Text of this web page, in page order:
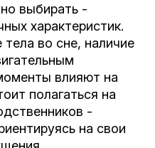
выбирать -
характеристик.
во сне, наличие
влияют на
полагаться на
-
на свои